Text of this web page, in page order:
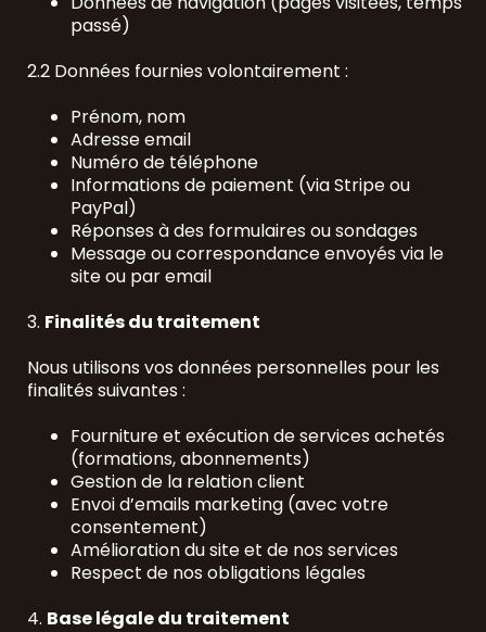
passé)
2.2 Données fournies volontairement :
Prénom, nom
Adresse email
Numéro de téléphone
Informations de paiement (via Stripe ou
PayPal)
Réponses à des formulaires ou sondages
Message ou correspondance envoyés via le
site ou par email
3. Finalités du traitement
Nous utilisons vos données personnelles pour les
finalités suivantes :
Fourniture et exécution de services achetés
(formations, abonnements)
Gestion de la relation client
Envoi d’emails marketing (avec votre
consentement)
Amélioration du site et de nos services
Respect de nos obligations légales
4. Base légale du traitement